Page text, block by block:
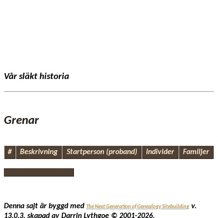
Vår släkt historia
Grenar
# Beskrivning Startperson (proband) Individer Familjer
Denna sajt är byggd med The Next Generation of Genealogy Sitebuilding v.
13.0.3, skapad av Darrin Lythgoe © 2001-2026.